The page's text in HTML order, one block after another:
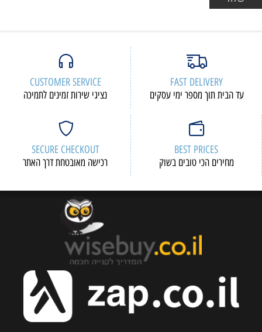
FAST DELIVERY
עד הבית תוך מספר ימי עסקים
CUSTOMER SERVICE
נציגי שירות זמינים לתמיכה
BEST PRICES
מחירים הכי טובים בשוק
SECURE CHECKOUT
רכישה מאובטחת דרך האתר